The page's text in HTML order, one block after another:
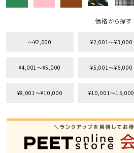
価格から探す
〜¥2,000 ¥2,001〜¥3,000
¥4,001〜¥5,000 ¥5,001〜¥6,000
¥8,001〜¥10,000 ¥10,001〜15,000